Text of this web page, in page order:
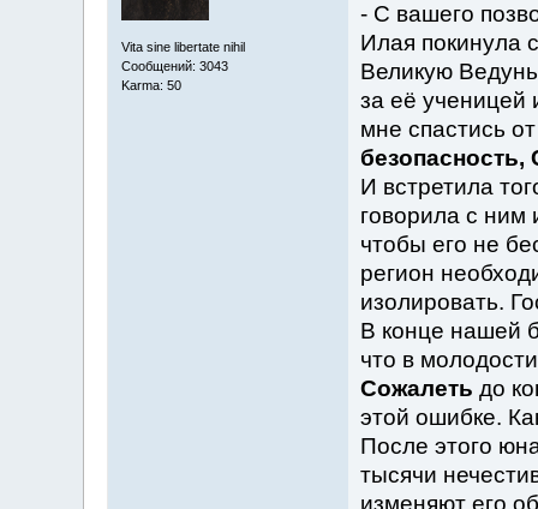
Vita sine libertate nihil
Сообщений: 3043
Karma: 50
- С вашего
Илая покинула
Великую
за её ученицей
мне спастись
безопасность,
И встретила
говорила с ним
чтобы его не
регион
изолировать.
В конце нашей
что в
Сожалеть до
этой ошибке.
После этого
тысячи
изменяют его